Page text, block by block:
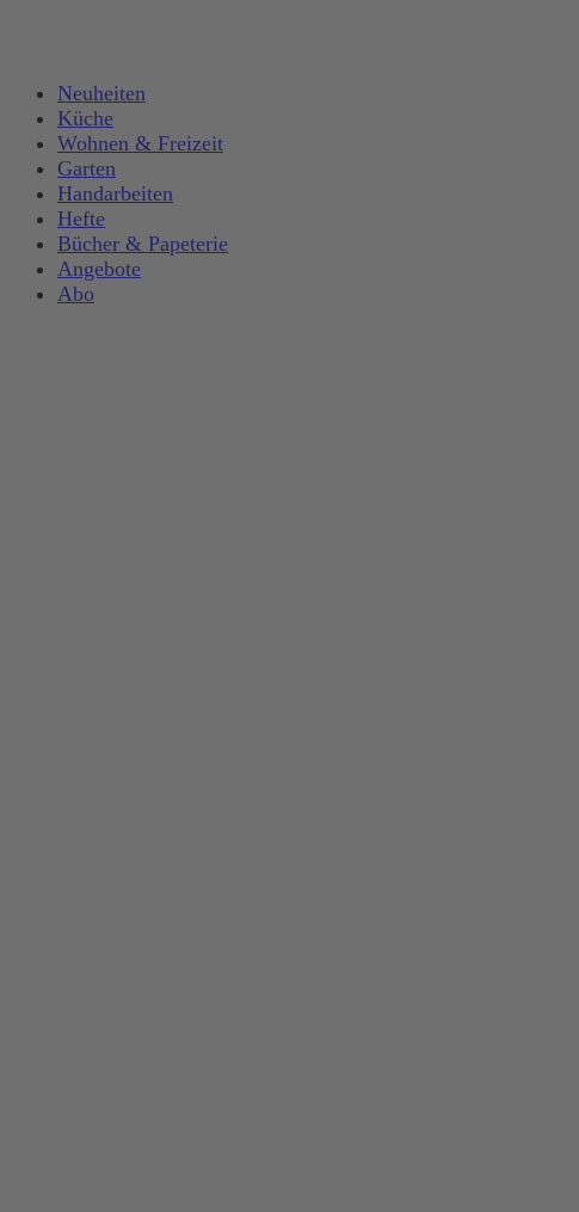
Neuheiten
Küche
Wohnen & Freizeit
Garten
Handarbeiten
Hefte
Bücher & Papeterie
Angebote
Abo